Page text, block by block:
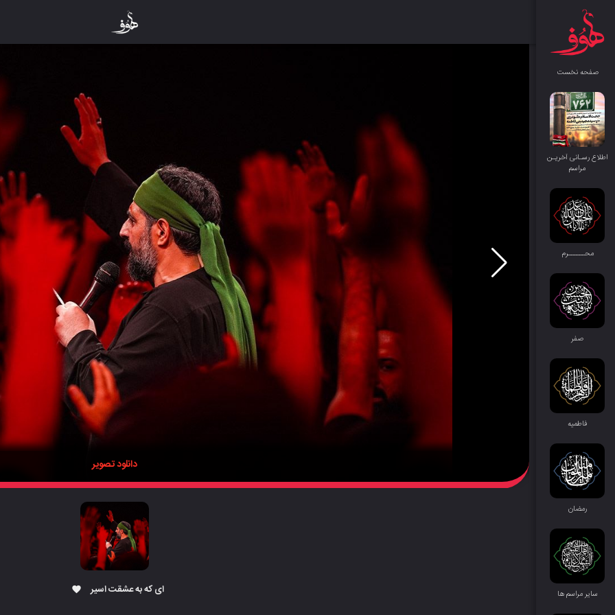
صفحه نخست
اطلاع رسـانی آخریـن
مراسم
محــــــرم
صفر
فاطمیه
رمضان
سایر مراسم‌ ها
دانلود تصویر
ای که به عشقت اسیر favorite